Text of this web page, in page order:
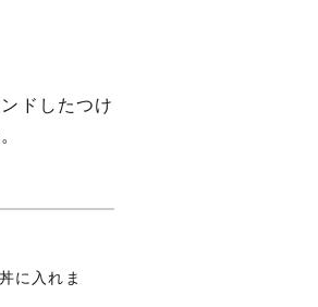
ドしたつけ
に入れま